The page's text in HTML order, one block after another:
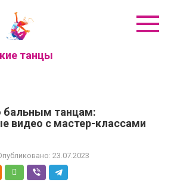
танцы
бальным танцам:
видео с мастер-классами
23.07.2023